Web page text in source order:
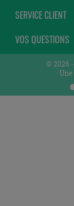
SERVICE CLIENT
VOS QUESTIONS
© 2026 -